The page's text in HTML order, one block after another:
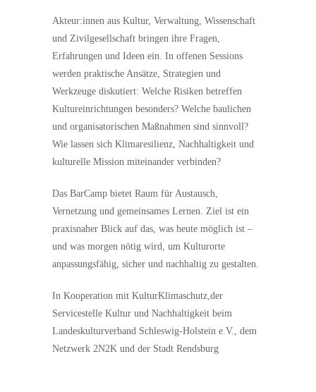
Akteur:innen aus Kultur, Verwaltung, Wissenschaft
und Zivilgesellschaft bringen ihre Fragen,
Erfahrungen und Ideen ein. In offenen Sessions
werden praktische Ansätze, Strategien und
Werkzeuge diskutiert: Welche Risiken betreffen
Kultureinrichtungen besonders? Welche baulichen
und organisatorischen Maßnahmen sind sinnvoll?
Wie lassen sich Klimaresilienz, Nachhaltigkeit und
kulturelle Mission miteinander verbinden?
Das BarCamp bietet Raum für Austausch,
Vernetzung und gemeinsames Lernen. Ziel ist ein
praxisnaher Blick auf das, was heute möglich ist –
und was morgen nötig wird, um Kulturorte
anpassungsfähig, sicher und nachhaltig zu gestalten.
In Kooperation mit KulturKlimaschutz,der
Servicestelle Kultur und Nachhaltigkeit beim
Landeskulturverband Schleswig-Holstein e.V., dem
Netzwerk 2N2K und der Stadt Rendsburg